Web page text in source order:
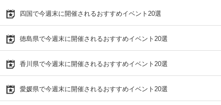
四国で今週末に開催されるおすすめイベント20選
徳島県で今週末に開催されるおすすめイベント20選
香川県で今週末に開催されるおすすめイベント20選
愛媛県で今週末に開催されるおすすめイベント20選